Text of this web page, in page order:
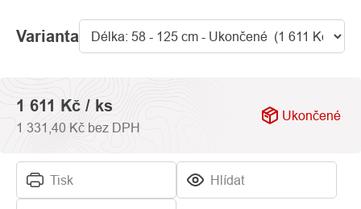
Varianta
Tisk Hlídat
1 611 Kč / ks
1 331,40 Kč bez DPH
Ukončené